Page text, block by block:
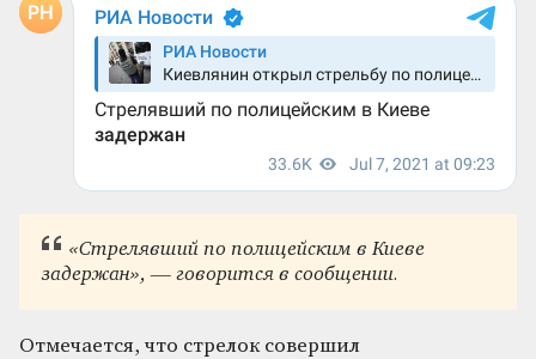
«Стрелявший по полицейским в Киеве
задержан», — говорится в сообщении.
Отмечается, что стрелок совершил